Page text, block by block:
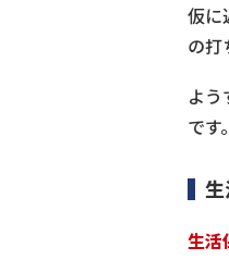
仮に
の打
よ
です。
生活